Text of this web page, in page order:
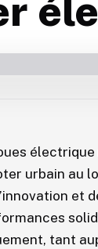
électrique
urbain au
et
tant